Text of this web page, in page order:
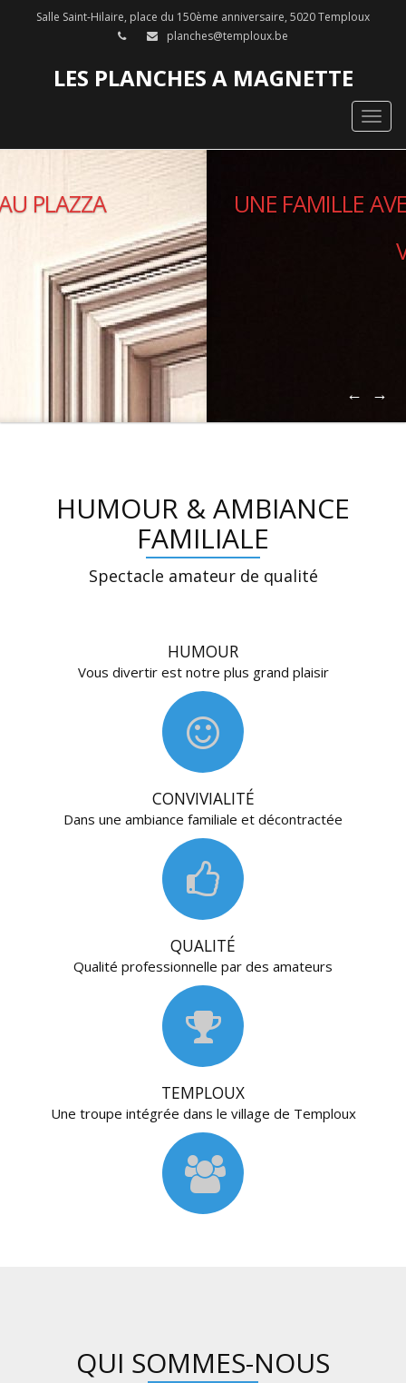
Salle Saint-Hilaire, place du 150ème anniversaire, 5020 Temploux
planches@temploux.be
LES PLANCHES A MAGNETTE
UNE FAMILLE AVEC UN AIR DE DÉJÀ-
VU
← →
HUMOUR & AMBIANCE
FAMILIALE
Spectacle amateur de qualité
HUMOUR
Vous divertir est notre plus grand plaisir
CONVIVIALITÉ
Dans une ambiance familiale et décontractée
QUALITÉ
Qualité professionnelle par des amateurs
TEMPLOUX
Une troupe intégrée dans le village de Temploux
QUI SOMMES-NOUS